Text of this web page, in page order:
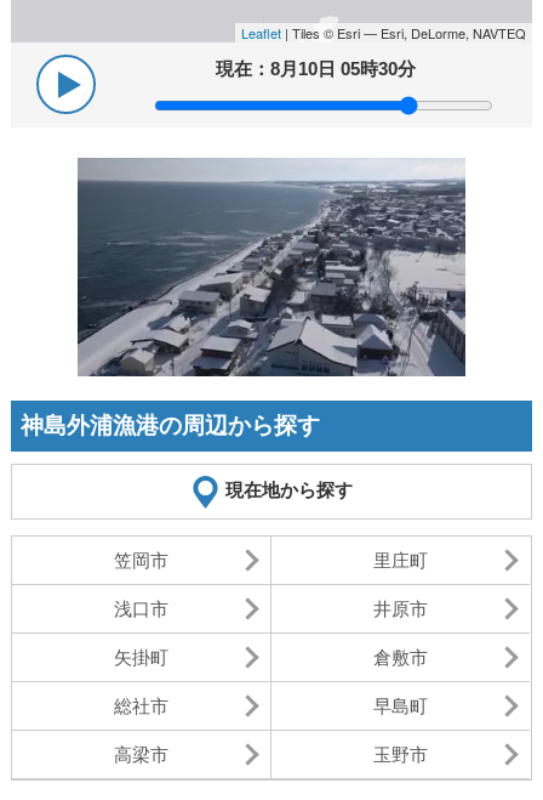
Leaflet | Tiles © Esri — Esri, DeLorme, NAVTEQ
現在：8月10日 05時30分
神島外浦漁港の周辺から探す
現在地から探す
笠岡市 里庄町
浅口市 井原市
矢掛町 倉敷市
総社市 早島町
高梁市 玉野市